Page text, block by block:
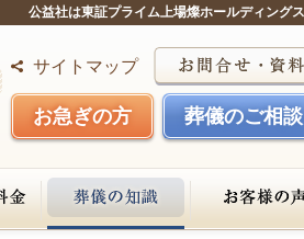
公益社は東証プライム上場燦ホールディング
サイトマップ
お急ぎの方 葬儀のご相談